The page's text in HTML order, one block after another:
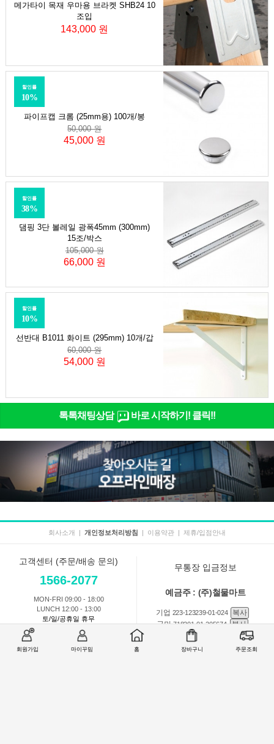
회원가입 마이꾸밈 홈 장바구니 주문조회
메가타이 목재 우마용 브라켓 SHB24 10
조입
143,000 원
파이프캡 크롬 (25mm용) 100개/봉
할인률
10%
50,000 원
45,000 원
댐핑 3단 볼레일 광폭45mm (300mm)
15조/박스
할인률
38%
105,000 원
66,000 원
선반대 B1011 화이트 (295mm) 10개/갑
할인률
10%
60,000 원
54,000 원
톡톡채팅상담 바로 시작하기! 클릭!!
회사소개 | 개인정보처리방침 | 이용약관 | 제휴/입점안내
고객센터 (주문/배송 문의)
1566-2077
MON-FRI 09:00 - 18:00
LUNCH 12:00 - 13:00
토/일/공휴일 휴무
무통장 입금정보
예금주 : (주)철물마트
기업 223-123239-01-024
복사
국민718201-01-205674
복사
301-0168-3882-11 복사